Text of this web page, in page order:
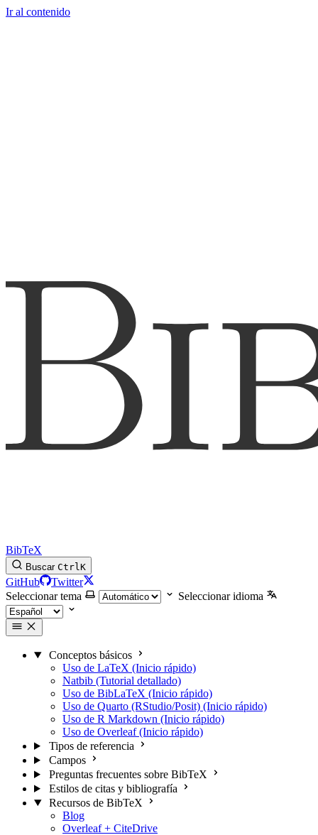
Ir al contenido
BibTeX
Buscar CtrlK
GitHub
Twitter
Seleccionar tema
Seleccionar idioma
Conceptos básicos
Uso de LaTeX (Inicio rápido)
Natbib (Tutorial detallado)
Uso de BibLaTeX (Inicio rápido)
Uso de Quarto (RStudio/Posit) (Inicio rápido)
Uso de R Markdown (Inicio rápido)
Uso de Overleaf (Inicio rápido)
Tipos de referencia
Campos
Preguntas frecuentes sobre BibTeX
Estilos de citas y bibliografía
Recursos de BibTeX
Blog
Overleaf + CiteDrive